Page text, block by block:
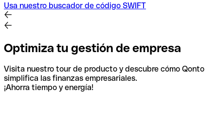
Usa nuestro buscador de código SWIFT
Optimiza tu gestión de empresa
Visita nuestro tour de producto y descubre cómo Qonto
simplifica las finanzas empresariales.
¡Ahorra tiempo y energía!